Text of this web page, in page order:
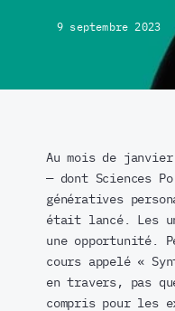
9 septembre 2023
Au mois de
— dont Sciences
génératives
était lancé. Les
une opportunité.
cours appelé «
en travers, pas
compris pour les